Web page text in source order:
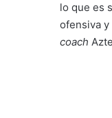
lo que es
ofensiva y
coach